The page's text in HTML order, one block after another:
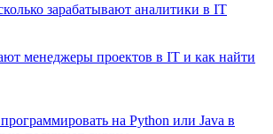
зарабатывают аналитики в IT
менеджеры проектов в IT и как найти
на Python или Java в